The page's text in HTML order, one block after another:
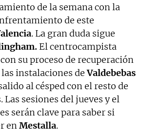
de la semana con la
de este
. La gran duda sigue
El centrocampista
su proceso de recuperación
instalaciones deValdebebas
al césped con el resto de
Las sesiones del jueves y el
serán clave para saber si
enMestalla.